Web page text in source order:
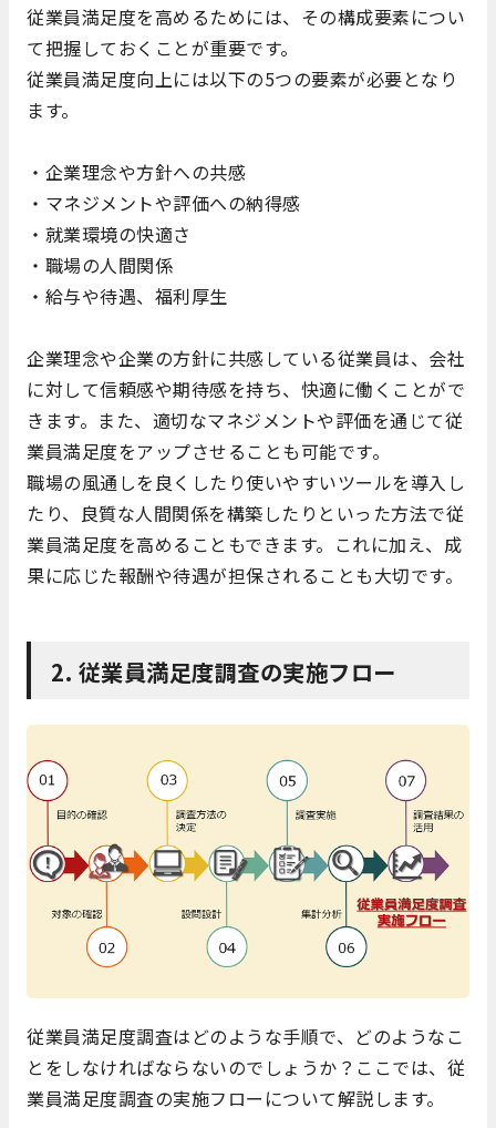
従業員満足度を高めるためには、その構成要素につい
て把握しておくことが重要です。
従業員満足度向上には以下の5つの要素が必要となり
ます。
・企業理念や方針への共感
・マネジメントや評価への納得感
・就業環境の快適さ
・職場の人間関係
・給与や待遇、福利厚生
企業理念や企業の方針に共感している従業員は、会社
に対して信頼感や期待感を持ち、快適に働くことがで
きます。また、適切なマネジメントや評価を通じて従
業員満足度をアップさせることも可能です。
職場の風通しを良くしたり使いやすいツールを導入し
たり、良質な人間関係を構築したりといった方法で従
業員満足度を高めることもできます。これに加え、成
果に応じた報酬や待遇が担保されることも大切です。
2. 従業員満足度調査の実施フロー
従業員満足度調査はどのような手順で、どのようなこ
とをしなければならないのでしょうか？ここでは、従
業員満足度調査の実施フローについて解説します。